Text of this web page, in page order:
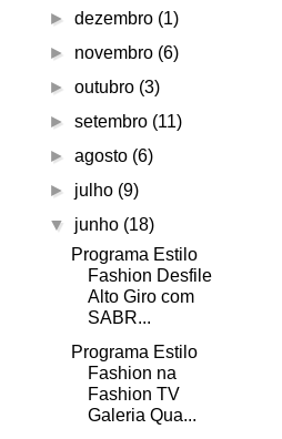
►dezembro (1)
► novembro (6)
►outubro (3)
►setembro (11)
►agosto (6)
► julho (9)
▼ junho (18)
Programa Estilo
Fashion Desfile
Alto Giro com
SABR...
Programa Estilo
Fashion na
Fashion TV
Galeria Qua...